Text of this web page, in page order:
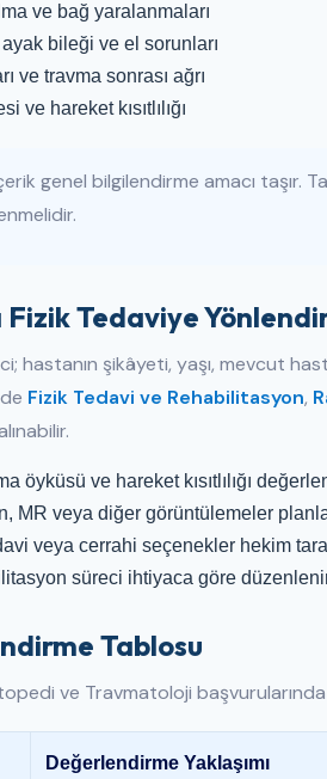
ve bağ yaralanmaları
bileği ve el sorunları
ve travma sonrası ağrı
ve hareket kısıtlılığı
genel bilgilendirme amacı taşır.
Tedaviye
hastanın şikâyeti, yaşı, mevcut
Fizik Tedavi ve Rehabilitasyon,
öyküsü ve hareket kısıtlılığı
MR veya diğer görüntülemeler
veya cerrahi seçenekler hekim
süreci ihtiyaca göre
Tablosu
ve Travmatoloji başvurularında
Değerlendirme Yaklaşımı